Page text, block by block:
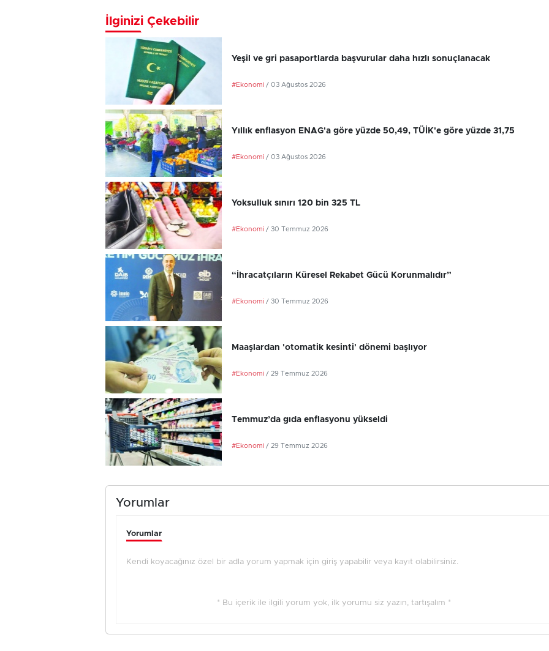
İlginizi Çekebilir
Yeşil ve gri pasaportlarda başvurular daha hızlı sonuçlanacak
#Ekonomi / 03 Ağustos 2026
Yıllık enflasyon ENAG'a göre yüzde 50,49, TÜİK'e göre yüzde 31,75
#Ekonomi / 03 Ağustos 2026
Yoksulluk sınırı 120 bin 325 TL
#Ekonomi / 30 Temmuz 2026
“İhracatçıların Küresel Rekabet Gücü Korunmalıdır”
#Ekonomi / 30 Temmuz 2026
Maaşlardan 'otomatik kesinti' dönemi başlıyor
#Ekonomi / 29 Temmuz 2026
Temmuz’da gıda enflasyonu yükseldi
#Ekonomi / 29 Temmuz 2026
Yorumlar
Yorumlar
Kendi koyacağınız özel bir adla yorum yapmak için giriş yapabilir veya kayıt olabilirsiniz.
* Bu içerik ile ilgili yorum yok, ilk yorumu siz yazın, tartışalım *